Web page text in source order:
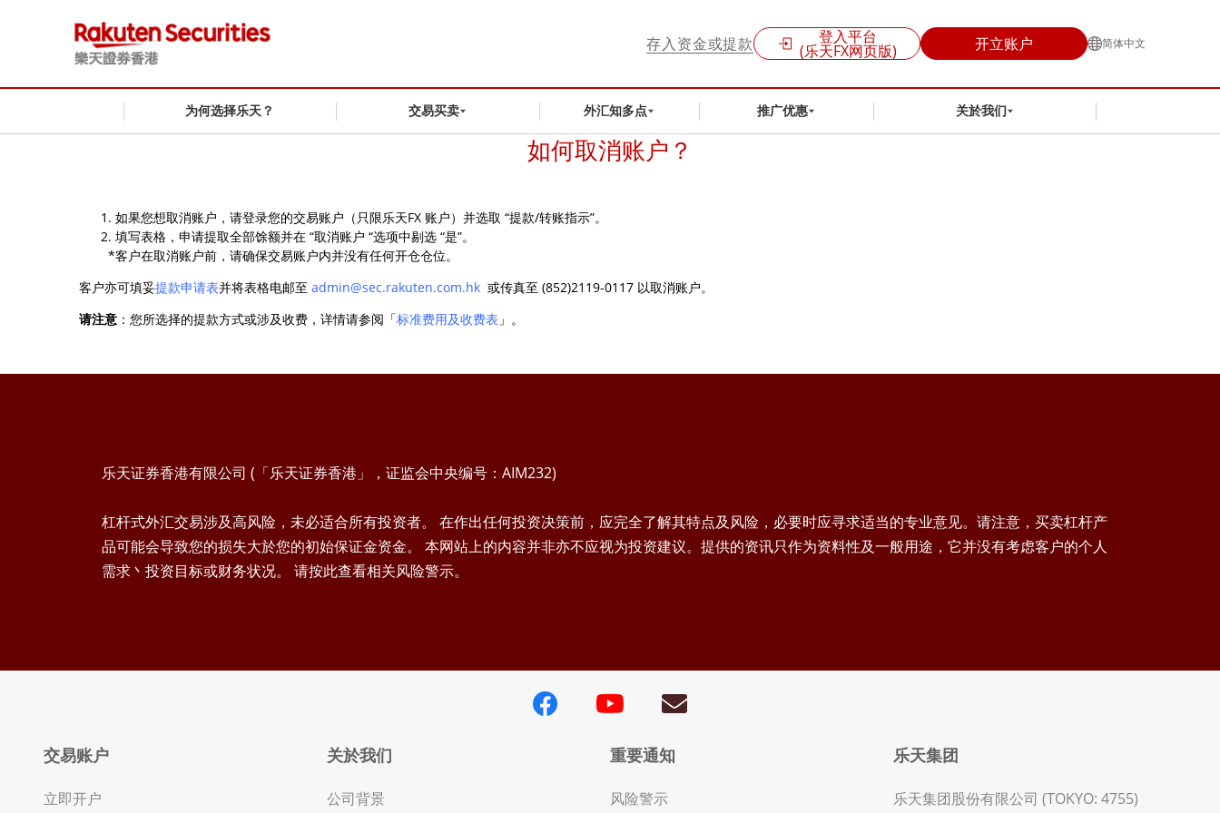
存入资金或提款 登入平台
(乐天FX网页版) 开立账户 简体中文
为何选择乐天？ 交易买卖 外汇知多点 推广优惠 关於我们
如何取消账户？
如果您想取消账户，请登录您的交易账户（只限乐天FX 账户）并选取 “提款/转账指示”。
填写表格，申请提取全部馀额并在 “取消账户 “选项中剔选 “是”。
*客户在取消账户前，请确保交易账户内并没有任何开仓仓位。
客户亦可填妥提款申请表并将表格电邮至 admin@sec.rakuten.com.hk 或传真至 (852)2119-0117 以取消账户。
请注意 ：您所选择的提款方式或涉及收费，详情请参阅「标准费用及收费表 」。
乐天证券香港有限公司 (「乐天证券香港」，证监会中央编号：AIM232)
杠杆式外汇交易涉及高风险，未必适合所有投资者。 在作出任何投资决策前，应完全了解其特点及风险，必要时应寻求适当的专业意见。请注意，买卖杠杆产
品可能会导致您的损失大於您的初始保证金资金。 本网站上的内容并非亦不应视为投资建议。提供的资讯只作为资料性及一般用途，它并没有考虑客户的个人
需求丶投资目标或财务状况。 请按此查看相关风险警示。
交易账户
立即开户
关於我们
公司背景
重要通知
风险警示
乐天集团
乐天集团股份有限公司 (TOKYO: 4755)